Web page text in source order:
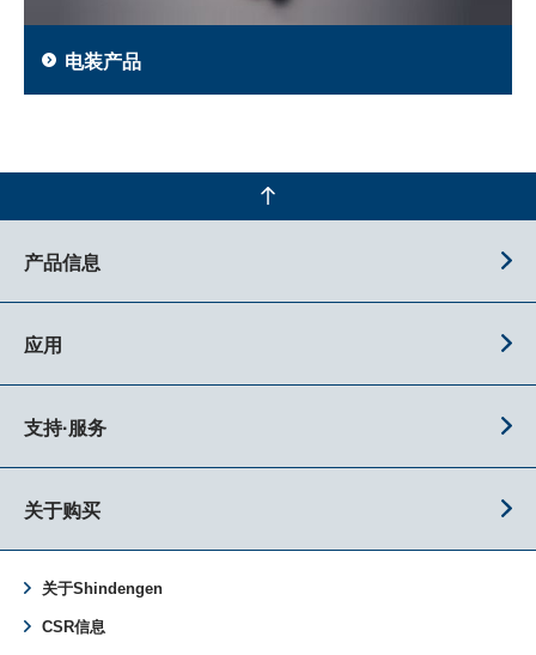
电装产品
产品信息
应用
支持·服务
关于购买
关于Shindengen
CSR信息